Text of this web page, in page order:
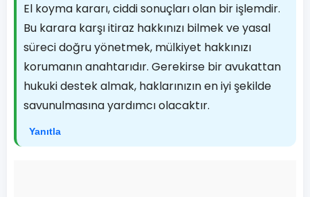
El koyma kararı, ciddi sonuçları olan bir işlemdir.
Bu karara karşı itiraz hakkınızı bilmek ve yasal
süreci doğru yönetmek, mülkiyet hakkınızı
korumanın anahtarıdır. Gerekirse bir avukattan
hukuki destek almak, haklarınızın en iyi şekilde
savunulmasına yardımcı olacaktır.
Yanıtla